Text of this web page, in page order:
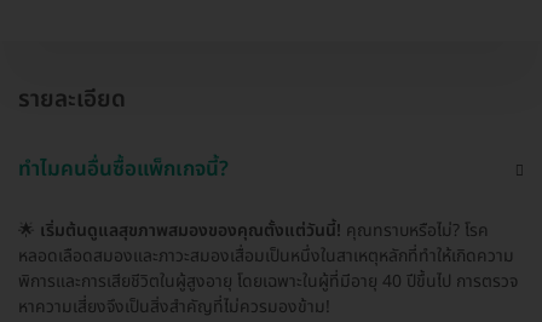
รายละเอียด
ทำไมคนอื่นซื้อแพ็กเกจนี้?
🌟 เริ่มต้นดูแลสุขภาพสมองของคุณตั้งแต่วันนี้! คุณทราบหรือไม่? โรค
หลอดเลือดสมองและภาวะสมองเสื่อมเป็นหนึ่งในสาเหตุหลักที่ทำให้เกิดความ
พิการและการเสียชีวิตในผู้สูงอายุ โดยเฉพาะในผู้ที่มีอายุ 40 ปีขึ้นไป การตรวจ
หาความเสี่ยงจึงเป็นสิ่งสำคัญที่ไม่ควรมองข้าม!